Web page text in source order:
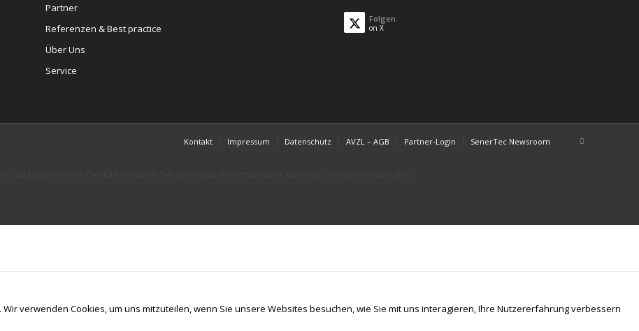
Partner
Referenzen & Best practice
Über Uns
Service
Folgen
on X
Kontakt Impressum Datenschutz AVZL – AGB Partner-Login SenerTec Newsroom
verwenden Cookies, um uns mitzuteilen, wenn Sie unsere Websites besuchen, wie Sie mit uns interagieren, Ihre Nutzererfahrung verbessern